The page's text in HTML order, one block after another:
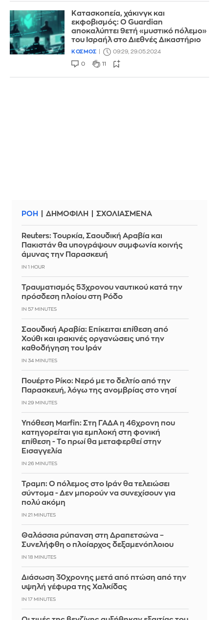
Κατασκοπεία, χάκινγκ και
εκφοβισμός: Ο Guardian
αποκαλύπτει 9ετή «μυστικό πόλεμο»
του Ισραήλ στο Διεθνές Δικαστήριο
ΚΟΣΜΟΣ 09:29, 29.05.2024
0 11
ΡΟΗ ΔΗΜΟΦΙΛΗ ΣΧΟΛΙΑΣΜΕΝΑ
Reuters: Τουρκία, Σαουδική Αραβία και
Πακιστάν θα υπογράψουν συμφωνία κοινής
άμυνας την Παρασκευή
IN 1 HOUR
Τραυματισμός 53χρονου ναυτικού κατά την
πρόσδεση πλοίου στη Ρόδο
IN 57 MINUTES
Σαουδική Αραβία: Επίκειται επίθεση από
Χούθι και ιρακινές οργανώσεις υπό την
καθοδήγηση του Ιράν
IN 34 MINUTES
Πουέρτο Ρίκο: Νερό με το δελτίο από την
Παρασκευή, λόγω της ανομβρίας στο νησί
IN 29 MINUTES
Υπόθεση Marfin: Στη ΓΑΔΑ η 46χρονη που
κατηγορείται για εμπλοκή στη φονική
επίθεση - Το πρωί θα μεταφερθεί στην
Εισαγγελία
IN 26 MINUTES
Τραμπ: Ο πόλεμος στο Ιράν θα τελειώσει
σύντομα - Δεν μπορούν να συνεχίσουν για
πολύ ακόμη
IN 21 MINUTES
Θαλάσσια ρύπανση στη Δραπετσώνα –
Συνελήφθη ο πλοίαρχος δεξαμενόπλοιου
IN 18 MINUTES
Διάσωση 30χρονης μετά από πτώση από την
υψηλή γέφυρα της Χαλκίδας
IN 17 MINUTES